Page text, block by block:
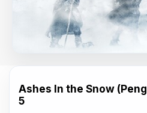
Ashes In the Snow
5